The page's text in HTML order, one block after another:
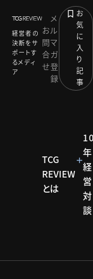
経営者の
決断をサ
ポートす
るメディ
ア
お
問
合
せ
メ
ル
マ
ガ
登
録
お
気
に
入
り
記
事
TCG
REVIEW
とは
年
経
営
対
談
経営メ
言語化と対話
経
ブラ